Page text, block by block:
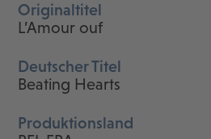
Originaltitel
L’Amour ouf
Deutscher Titel
Beating Hearts
Produktionsland